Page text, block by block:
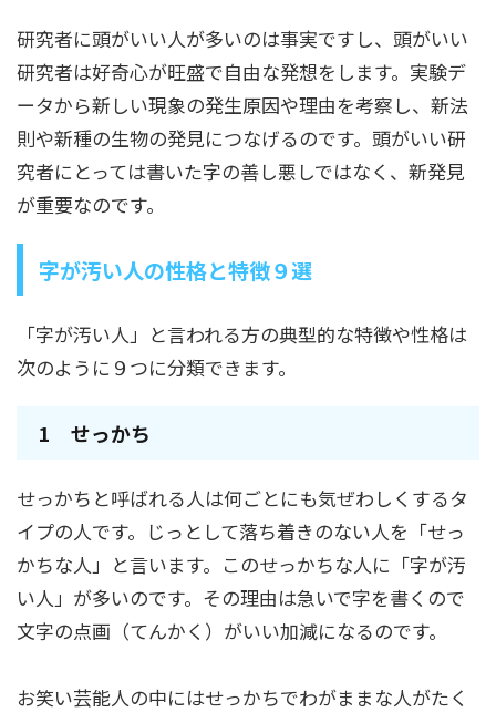
研究者に頭がいい人が多いのは事実ですし、頭がいい
研究者は好奇心が旺盛で自由な発想をします。実験デ
ータから新しい現象の発生原因や理由を考察し、新法
則や新種の生物の発見につなげるのです。頭がいい研
究者にとっては書いた字の善し悪しではなく、新発見
が重要なのです。
字が汚い人の性格と特徴９選
「字が汚い人」と言われる方の典型的な特徴や性格は
次のように９つに分類できます。
1 せっかち
せっかちと呼ばれる人は何ごとにも気ぜわしくするタ
イプの人です。じっとして落ち着きのない人を「せっ
かちな人」と言います。このせっかちな人に「字が汚
い人」が多いのです。その理由は急いで字を書くので
文字の点画（てんかく）がいい加減になるのです。
お笑い芸能人の中にはせっかちでわがままな人がたく